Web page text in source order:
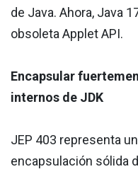
de Java. Ahora, Java
obsoleta Applet API.
Encapsular
internos de JDK
JEP 403 representa
encapsulación sólida